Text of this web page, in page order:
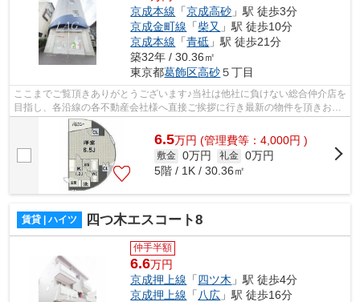
京成本線 「京成高砂 」駅 徒歩3分
京成金町線 「柴又 」駅 徒歩10分
京成本線 「青砥 」駅 徒歩21分
築32年 / 30.36㎡
東京都葛飾区高砂５丁目
ここまでご覧頂きありがとうございます♪当社は他社に負けない総合仲介店を
目指し、各沿線の各不動産会社様へ直接ご挨拶に行き最新の物件を頂きお客
様へ提供しております！最新の情報は...
6.5万円 (管理費等：4,000円 )
敷金 0万円 礼金 0万円
5階 / 1K / 30.36㎡
賃貸 | ハイツ 四つ木エスコート8
仲手半額
6.6万円
京成押上線 「四ツ木 」駅 徒歩4分
京成押上線 「八広 」駅 徒歩16分